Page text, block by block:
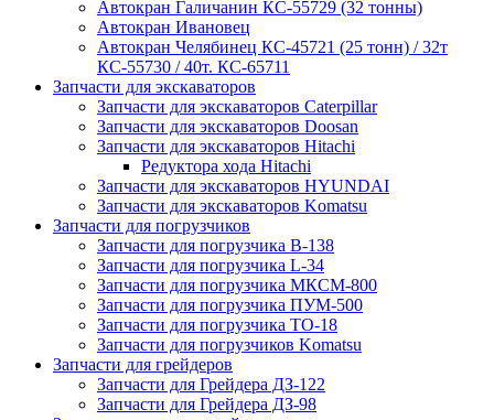
Автокран Галичанин КС-55729 (32 тонны)
Автокран Ивановец
Автокран Челябинец КС-45721 (25 тонн) / 32т
КС-55730 / 40т. КС-65711
Запчасти для экскаваторов
Запчасти для экскаваторов Caterpillar
Запчасти для экскаваторов Doosan
Запчасти для экскаваторов Hitachi
Редуктора хода Hitachi
Запчасти для экскаваторов HYUNDAI
Запчасти для экскаваторов Komatsu
Запчасти для погрузчиков
Запчасти для погрузчика B-138
Запчасти для погрузчика L-34
Запчасти для погрузчика МКСМ-800
Запчасти для погрузчика ПУМ-500
Запчасти для погрузчика ТО-18
Запчасти для погрузчиков Komatsu
Запчасти для грейдеров
Запчасти для Грейдера ДЗ-122
Запчасти для Грейдера ДЗ-98